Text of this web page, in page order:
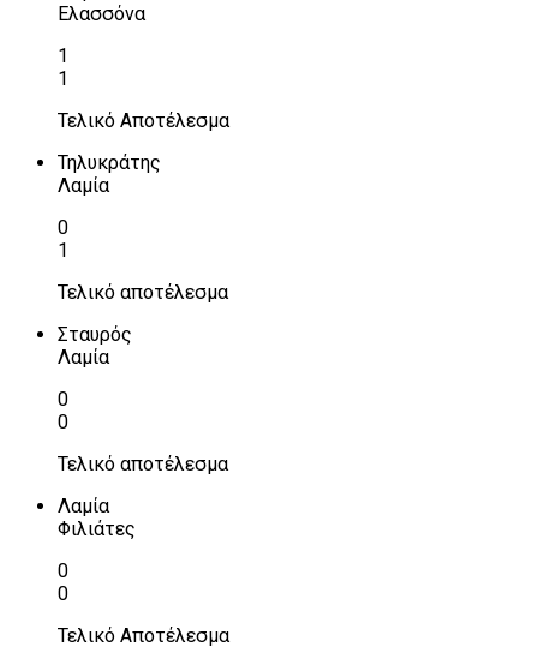
Ελασσόνα
1
1
Τελικό Αποτέλεσμα
Τηλυκράτης
Λαμία
0
1
Τελικό αποτέλεσμα
Σταυρός
Λαμία
0
0
Τελικό αποτέλεσμα
Λαμία
Φιλιάτες
0
0
Τελικό Αποτέλεσμα